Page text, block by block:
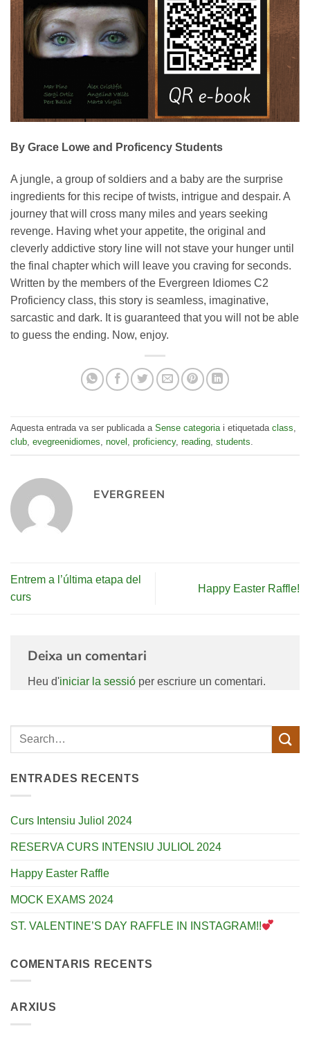
By Grace Lowe and Proficency Students
A jungle, a group of soldiers and a baby are the surprise
ingredients for this recipe of twists, intrigue and despair. A
journey that will cross many miles and years seeking
revenge. Having whet your appetite, the original and
cleverly addictive story line will not stave your hunger until
the final chapter which will leave you craving for seconds.
Written by the members of the Evergreen Idiomes C2
Proficiency class, this story is seamless, imaginative,
sarcastic and dark. It is guaranteed that you will not be able
to guess the ending. Now, enjoy.
Aquesta entrada va ser publicada a Sense categoriai etiquetada class,
club, evegreenidiomes, novel , proficiency, reading, students.
EVERGREEN
Entrem a l’última etapa del
curs
Happy Easter Raffle!
Deixa un comentari
Heu d'iniciar la sessió per escriure un comentari.
ENTRADES RECENTS
Curs Intensiu Juliol 2024
RESERVA CURS INTENSIU JULIOL 2024
Happy Easter Raffle
MOCK EXAMS 2024
ST. VALENTINE’S DAY RAFFLE IN INSTAGRAM!!
COMENTARIS RECENTS
ARXIUS